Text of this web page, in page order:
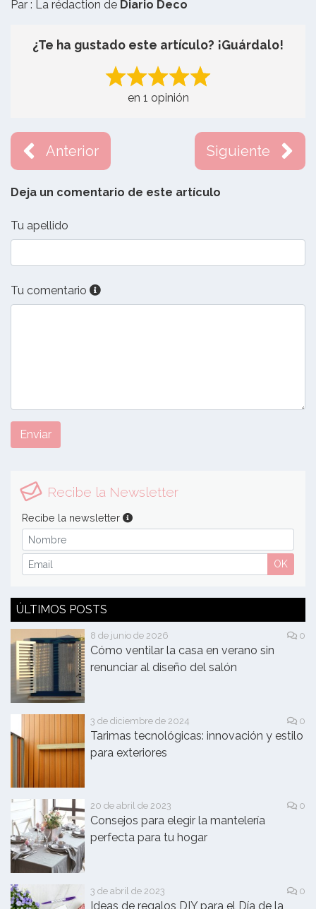
Par : La rédaction de Diario Deco
¿Te ha gustado este artículo? ¡Guárdalo!
en 1 opinión
Anterior Siguiente
Deja un comentario de este artículo
Tu apellido
Tu comentario
Enviar
Recibe la Newsletter
Recibe la newsletter
OK
ÚLTIMOS POSTS
8 de junio de 2026 0
Cómo ventilar la casa en verano sin
renunciar al diseño del salón
3 de diciembre de 2024 0
Tarimas tecnológicas: innovación y estilo
para exteriores
20 de abril de 2023 0
Consejos para elegir la mantelería
perfecta para tu hogar
3 de abril de 2023 0
Ideas de regalos DIY para el Día de la